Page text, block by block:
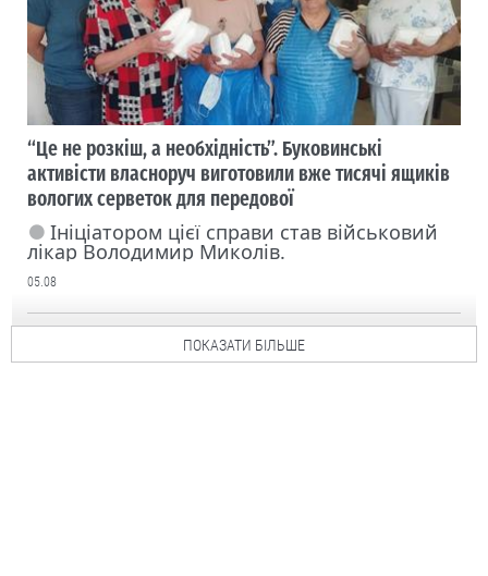
“Це не розкіш, а необхідність”. Буковинські
активісти власноруч виготовили вже тисячі ящиків
вологих серветок для передової
Ініціатором цієї справи став військовий
лікар Володимир Миколів.
05.08
ПОКАЗАТИ БІЛЬШЕ